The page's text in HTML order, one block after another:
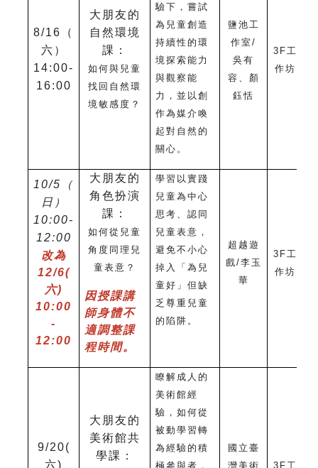
8/16
（
六）
14:00-
16:00
大朋友的
自然環境
課：
如何與兒童
找回自然環
境敏感度？
驗下，嘗試
為兒童創造
持續性的環
境探索能力
與觀察能
力，並以創
作為媒介喚
起對自然的
關心。
鹽池工
作室/
吳有
容、顏
鈺恬
3F 工
作坊
10/5（
日）
10:00-
12:00
改為
12/6(
六)
10:00
-
12:00
大朋友的
角色扮演
課：
如何從兒童
角度同理兒
童表意？
因授課講
師身體不
適調整課
程時間。
學習以實踐
兒童為中心
思考、認同
兒童表意，
避免不小心
掉入「為兒
童好」但缺
乏尊重兒童
的陷阱。
超越遊
戲/李玉
華
3F 工
作坊
9/20(
六)
大朋友的
美術館共
學課：
瞭解成人的
美術館經
驗，如何從
被動學習轉
為經驗的積
極參與者，
國立臺
灣美術
3F 工